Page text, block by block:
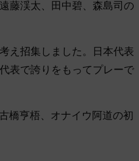
藤渓太、田中碧、森島司の
え招集しました。日本代表
表で誇りをもってプレーで
橋亨梧、オナイウ阿道の初